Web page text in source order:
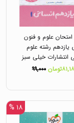
علوم و فنون
یازدهم رشته علوم
انتشارات خیلی سبز
۹۹,۰۰۰
۱۸ %